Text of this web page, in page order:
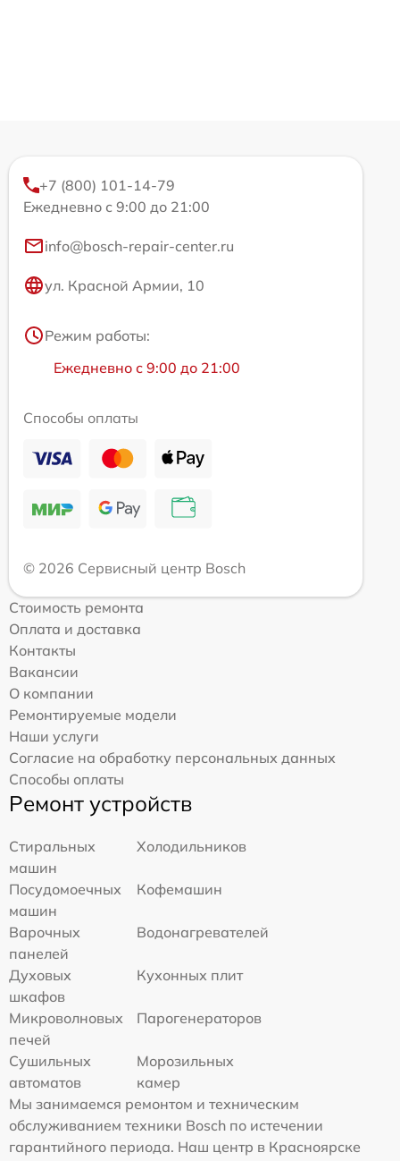
+7 (800) 101-14-79
Ежедневно с 9:00 до 21:00
info@bosch-repair-center.ru
ул. Красной Армии, 10
Режим работы:
Ежедневно с 9:00 до 21:00
Способы оплаты
© 2026 Сервисный центр Bosch
Стоимость ремонта
Оплата и доставка
Контакты
Вакансии
О компании
Ремонтируемые модели
Наши услуги
Согласие на обработку персональных данных
Способы оплаты
Ремонт устройств
Стиральных
машин
Холодильников
Посудомоечных
машин
Кофемашин
Варочных
панелей
Водонагревателей
Духовых
шкафов
Кухонных плит
Микроволновых
печей
Парогенераторов
Сушильных
автоматов
Морозильных
камер
Мы занимаемся ремонтом и техническим
обслуживанием техники Bosch по истечении
гарантийного периода. Наш центр в Красноярске